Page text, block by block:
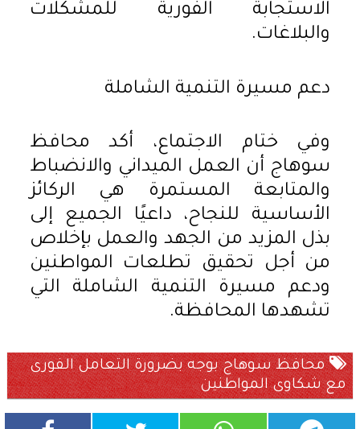
الاستجابة الفورية للمشكلات
والبلاغات.
دعم مسيرة التنمية الشاملة
وفي ختام الاجتماع، أكد محافظ
سوهاج أن العمل الميداني والانضباط
والمتابعة المستمرة هي الركائز
الأساسية للنجاح، داعيًا الجميع إلى
بذل المزيد من الجهد والعمل بإخلاص
من أجل تحقيق تطلعات المواطنين
ودعم مسيرة التنمية الشاملة التي
تشهدها المحافظة.
محافظ سوهاج بوجه بضرورة التعامل الفورى
مع شكاوى المواطنين